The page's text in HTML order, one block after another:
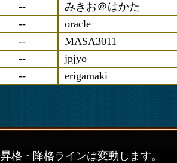
--
みきお＠はかた
--
oracle
--
MASA3011
--
jpjyo
--
erigamaki
昇格・降格ラインは変動します。